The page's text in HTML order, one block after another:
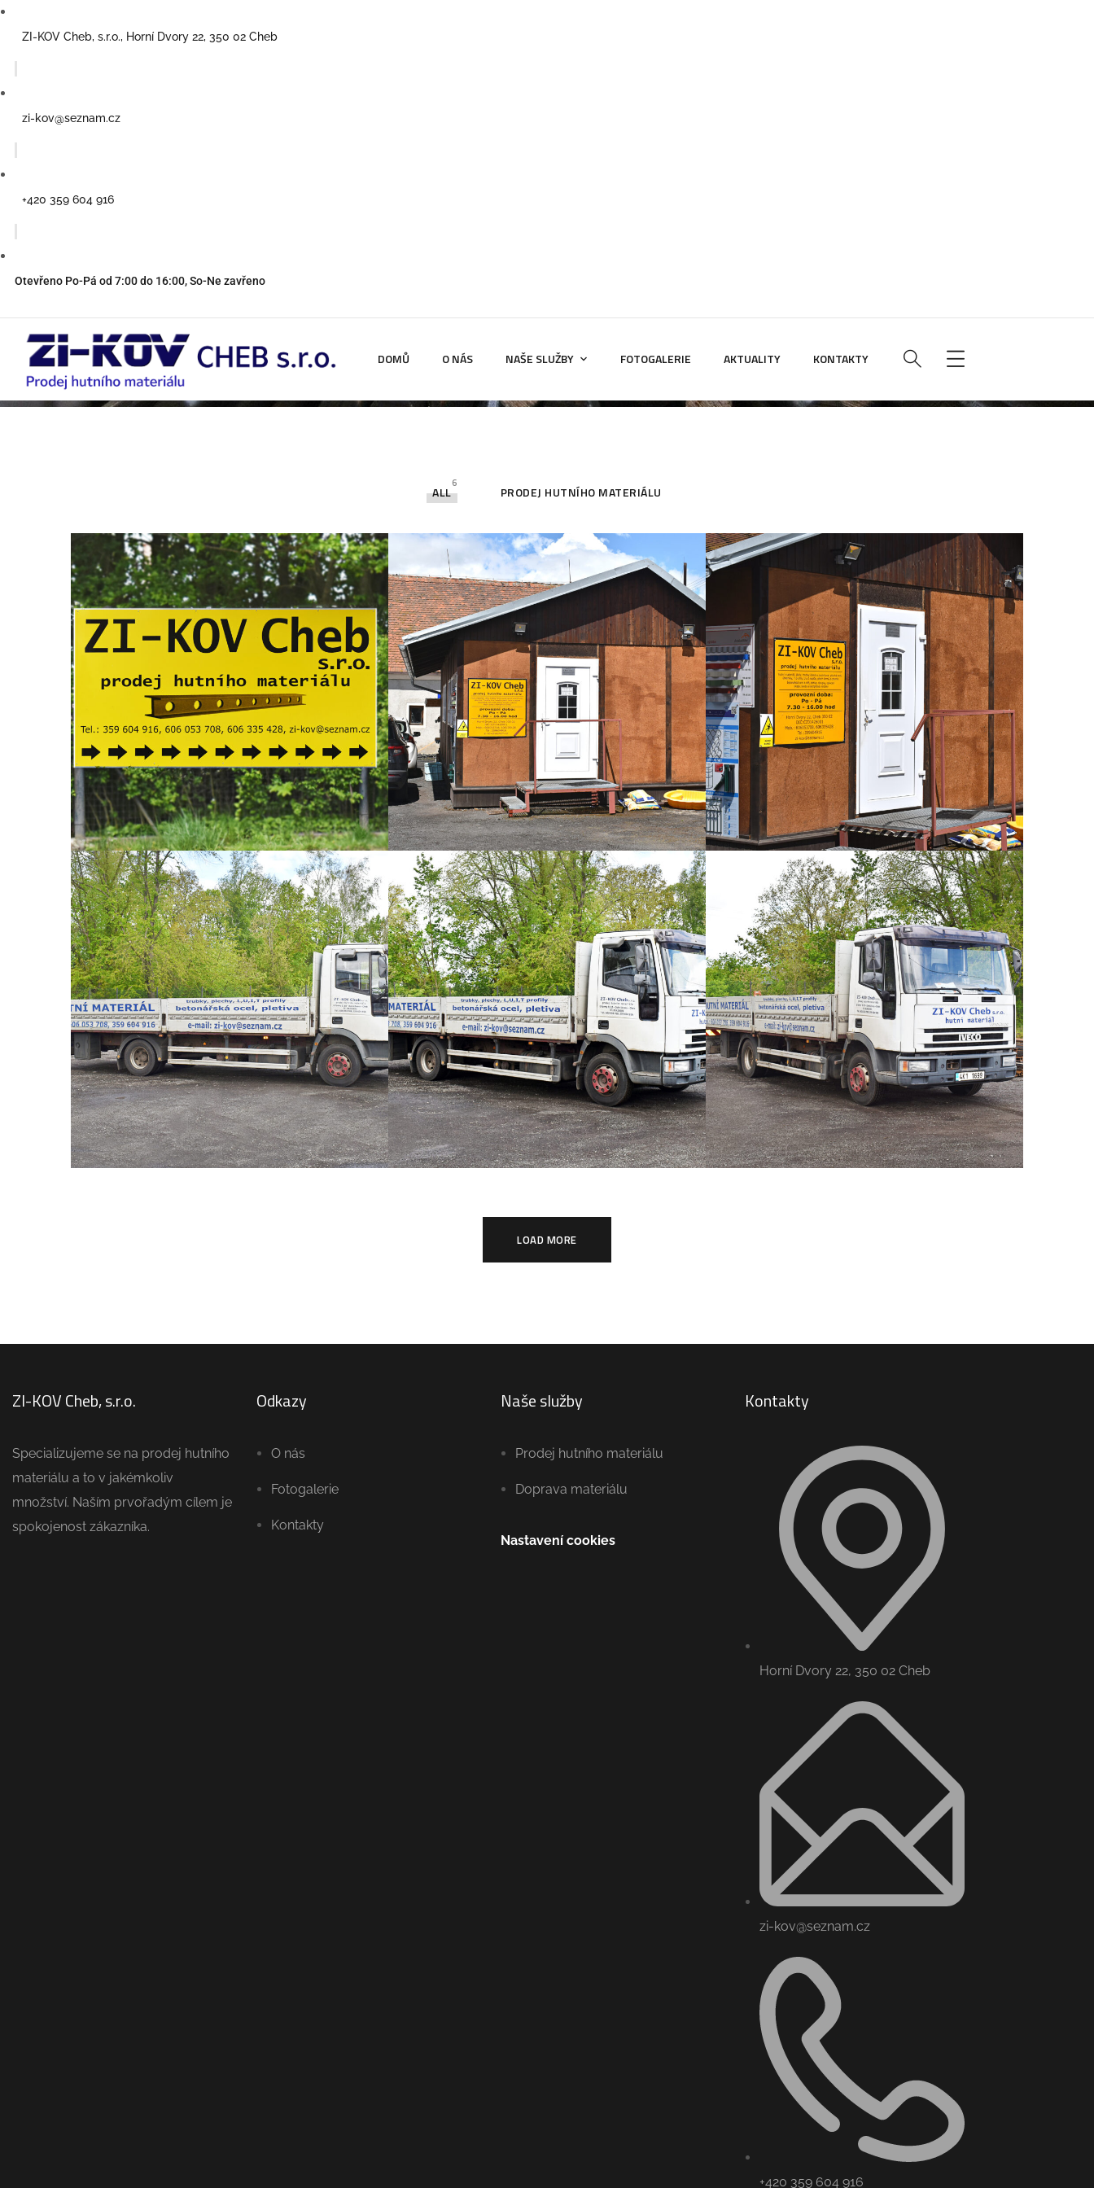
ZI-KOV Cheb, s.r.o., Horní Dvory 22, 350 02 Cheb
zi-kov@seznam.cz
+420 359 604 916
Otevřeno Po-Pá od 7:00 do 16:00, So-Ne zavřeno
DOMŮ O NÁS NAŠE SLUŽBY FOTOGALERIE AKTUALITY KONTAKTY
ALL
6
PRODEJ HUTNÍHO MATERIÁLU
Prodej hutního materiálu
PRODEJ HUTNÍHO MATERIÁLU
Prodej hutního materiálu
PRODEJ HUTNÍHO MATERIÁLU
Prodej hutního materiálu
PRODEJ HUTNÍHO MATERIÁLU
Prodej hutního materiálu
PRODEJ HUTNÍHO MATERIÁLU
Prodej hutního materiálu
PRODEJ HUTNÍHO MATERIÁLU
Prodej hutního materiálu
PRODEJ HUTNÍHO MATERIÁLU
LOAD MORE
ZI-KOV Cheb, s.r.o.
Specializujeme se na prodej hutního
materiálu a to v jakémkoliv
množství. Naším prvořadým cílem je
spokojenost zákazníka.
Odkazy
O nás
Fotogalerie
Kontakty
Naše služby
Prodej hutního materiálu
Doprava materiálu
Nastavení cookies
Kontakty
Horní Dvory 22, 350 02 Cheb
zi-kov@seznam.cz
+420 359 604 916